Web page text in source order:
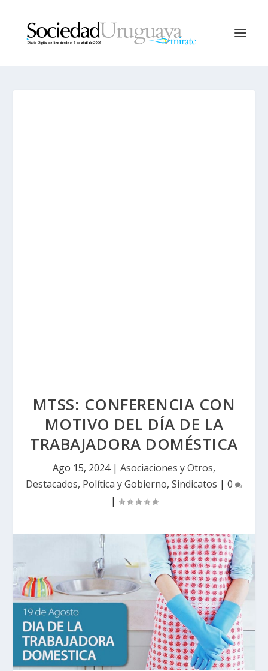
MTSS: CONFERENCIA CON
MOTIVO DEL DÍA DE LA
TRABAJADORA DOMÉSTICA
Ago 15, 2024| Asociaciones y Otros,
Destacados, Política y Gobierno, Sindicatos | 0
|